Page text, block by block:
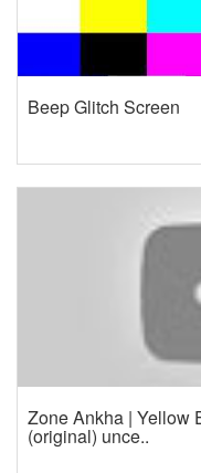
Beep Glitch Screen
Zone Ankha | Yellow
(original) unce..